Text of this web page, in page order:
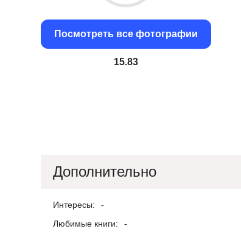
Посмотреть все фотографии
15.09
Дополнительно
Интересы:
-
Любимые книги:
-